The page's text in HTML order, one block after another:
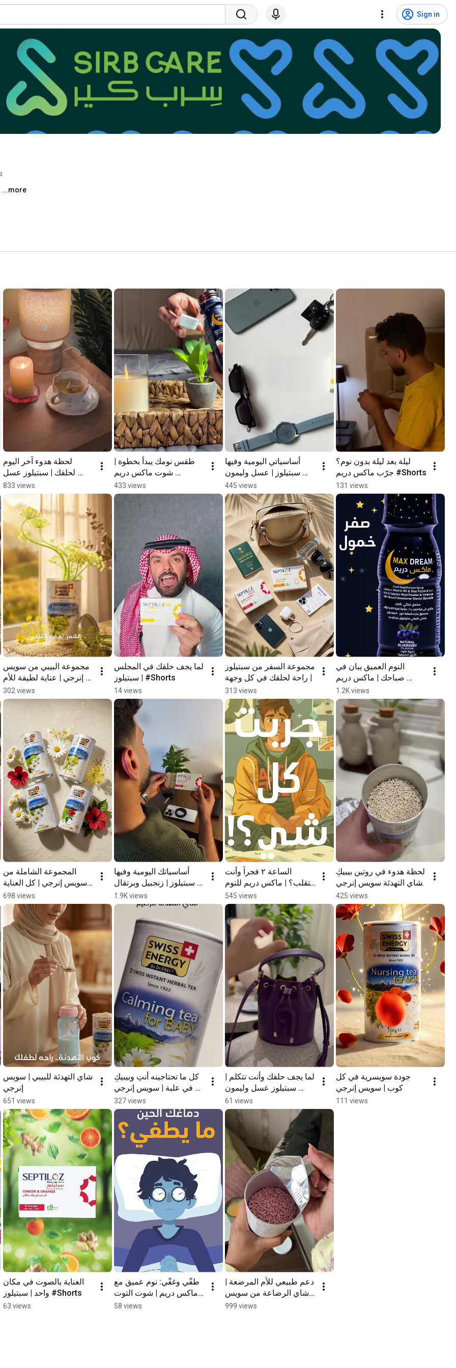
Sign in
...more
لحظة هدوء آخر اليوم
لحلقك | سبتيلوز عسل
وليمون #Shorts833 views
طقس نومك يبدأ بخطوة |
شوت ماكس دريم
#Shorts
433 views
أساسياتي اليومية وفيها
سبتيلوز | عسل وليمون
#Shorts
445 views
ليلة بعد ليلة بدون نوم؟
جرّب ماكس دريم #Shorts
131 views
مجموعة البيبي من سويس
إنرجي | عناية لطيفة للأم
وصغيرها
302 views
لما يجف حلقك في المجلس
| سبتيلوز #Shorts
14 views
مجموعة السفر من سبتيلوز
| راحة لحلقك في كل وجهة
313 views
النوم العميق يبان في
صباحك | ماكس دريم
#Shorts
1.2K views
المجموعة الشاملة من
سويس إنرجي | كل العناية
في طلب واحد
698 views
أساسياتك اليومية وفيها
سبتيلوز | زنجبيل وبرتقال
#Shorts
1.9K views
الساعة ٢ فجراً وأنت
تتقلب؟ | ماكس دريم للنوم
#Shorts
545 views
لحظة هدوء في روتين بيبيكِ
| شاي التهدئة سويس إنرجي
#Shorts
425 views
شاي التهدئة للبيبي | سويس
إنرجي
651 views
كل ما تحتاجينه أنتِ وبيبيكِ
في علبة | سويس إنرجي
#Shorts
327 views
لما يجف حلقك وأنت تتكلم |
سبتيلوز عسل وليمون
#Shorts
61 views
جودة سويسرية في كل
كوب | سويس إنرجي
111 views
العناية بالصوت في مكان
واحد | سبتيلوز #Shorts
63 views
طفّي وغفّي: نوم عميق مع
ماكس دريم | شوت التوت
#Shorts
58 views
دعم طبيعي للأم المرضعة |
شاي الرضاعة من سويس
إنرجي #Shorts999 views